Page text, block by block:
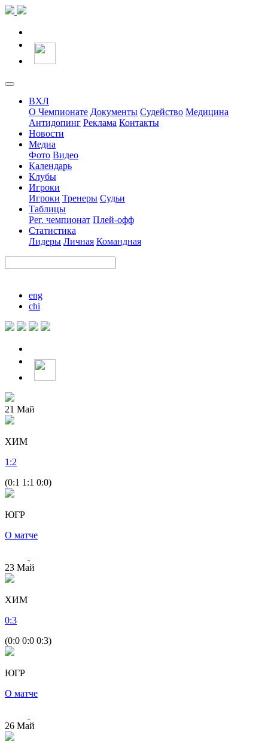
ВХЛ
О Чемпионате Документы Судейство Медицина
Антидопинг Реклама Контакты
Новости
Медиа
Фото Видео
Календарь
Клубы
Игроки
Игроки Тренеры Судьи
Таблицы
Рег. чемпионат Плей-офф
Статистика
Лидеры Личная Командная
eng
chi
21 Май
ХИМ
1 :2
(0:1 1:1 0:0)
ЮГР
О матче
23 Май
ХИМ
0:3
(0:0 0:0 0:3)
ЮГР
О матче
26 Май